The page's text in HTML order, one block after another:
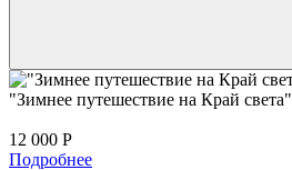
"Зимнее путешествие на Край света"
12 000 Р
Подробнее